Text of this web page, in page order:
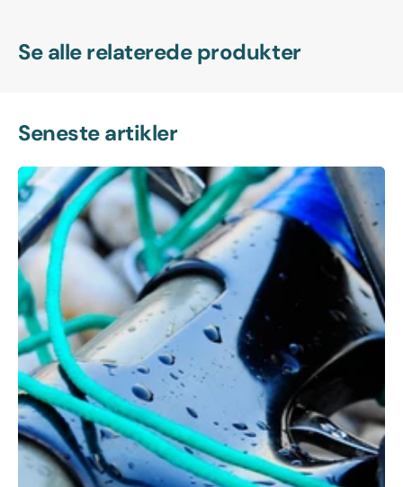
Se alle relaterede produkter
Seneste artikler